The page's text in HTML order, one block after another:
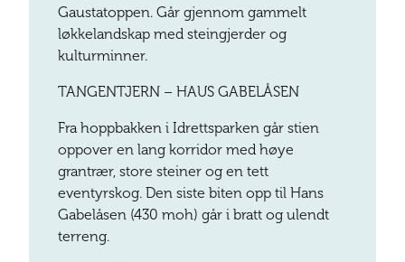
Gausta­toppen. Går gjennom gammelt
løkke­landskap med steingjerder og
kulturminner.
TANGENTJERN – HAUS GABELÅSEN
Fra hopp­bakken i Idrettsparken går stien
oppover en lang korridor med høye
grantrær, store steiner og en tett
eventyrskog. Den siste biten opp til Hans
Gabelåsen (430 moh) går i bratt og ulendt
terreng.